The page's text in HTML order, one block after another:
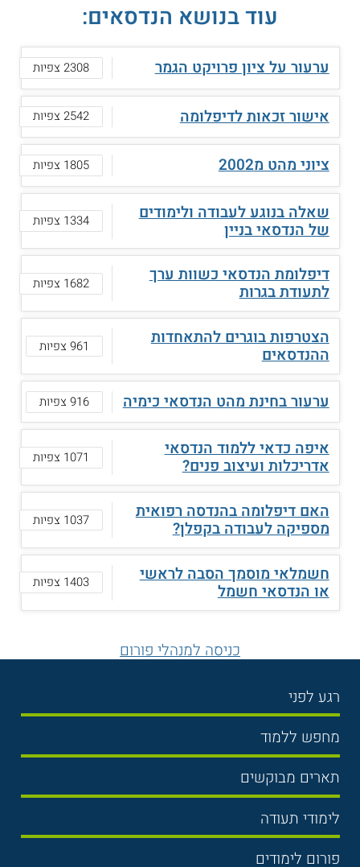
עוד בנושא הנדסאים:
ערעור על ציון פרויקט הגמר 2308 צפיות
אישור זכאות לדיפלומה 2542 צפיות
ציוני מהט מ2002 1805 צפיות
שאלה בנוגע לעבודה ולימודים
של הנדסאי בניין 1334 צפיות
דיפלומת הנדסאי כשוות ערך
לתעודת בגרות 1682 צפיות
הצטרפות בוגרים להתאחדות
ההנדסאים 961 צפיות
ערעור בחינת מהט הנדסאי כימיה 916 צפיות
איפה כדאי ללמוד הנדסאי
אדריכלות ועיצוב פנים? 1071 צפיות
האם דיפלומה בהנדסה רפואית
מספיקה לעבודה בקפלן? 1037 צפיות
חשמלאי מוסמך הסבה לראשי
או הנדסאי חשמל 1403 צפיות
כניסה למנהלי פורום
רגע לפני
בחירת לימודים
תנאי קבלה
שכר לימוד
אוניברסיטה
מכללות
מחפש ללמוד
תואר ראשון
תואר שני
הכנה לבגרות
מכינות
תארים מבוקשים
משפטים
מנהל עסקים
לימודי תעודה
נדל"ן
פורום לימודים